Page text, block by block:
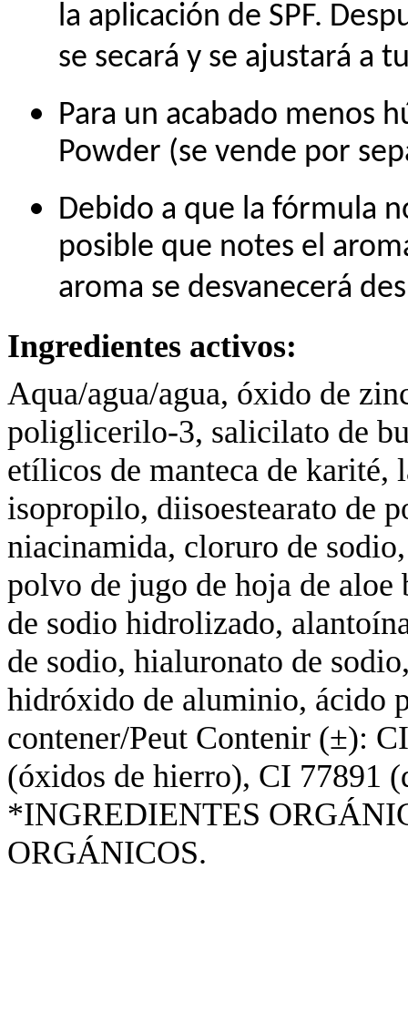
la aplicación de SPF.
se secará y se ajustará a
Para un acabado menos
Powder (se vende por
Debido a que la fórmula
posible que notes el
aroma se desvanecerá
Ingredientes activos:
Aqua/agua/agua, óxido de
poliglicerilo-3, salicilato de
etílicos de manteca de karité,
isopropilo, diisoestearato de
niacinamida, cloruro de
polvo de jugo de hoja de
de sodio hidrolizado,
de sodio, hialuronato de
hidróxido de aluminio, ácido
contener/Peut Contenir (±):
(óxidos de hierro), CI 77891
*INGREDIENTES
ORGÁNICOS.